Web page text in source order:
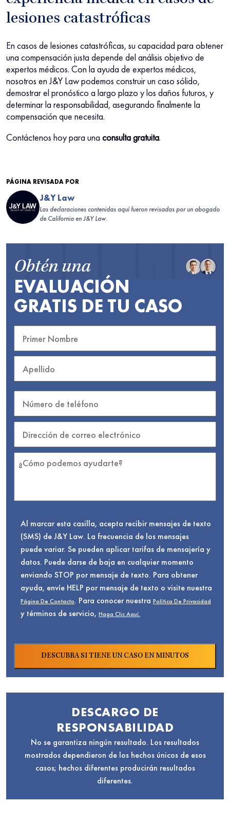
lesiones catastróficas
En casos de lesiones catastróficas, su capacidad para obtener
una compensación justa depende del análisis objetivo de
expertos médicos. Con la ayuda de expertos médicos,
nosotros en J&Y Law podemos construir un caso sólido,
demostrar el pronóstico a largo plazo y los daños futuros, y
determinar la responsabilidad, asegurando finalmente la
compensación que necesita.
Contáctenos hoy para una consulta gratuita.
PÁGINA REVISADA POR
J&Y Law
Las declaraciones contenidas aquí fueron revisadas por un abogado
de California en J&Y Law.
Obtén una
EVALUACIÓN
GRATIS DE TU CASO
Al marcar esta casilla, acepta recibir mensajes de texto
(SMS) de J&Y Law. La frecuencia de los mensajes
puede variar. Se pueden aplicar tarifas de mensajería y
datos. Puede darse de baja en cualquier momento
enviando STOP por mensaje de texto. Para obtener
ayuda, envíe HELP por mensaje de texto o visite nuestra
Página De Contacto. Para conocer nuestra Política De Privacidad
y términos de servicio, Haga Clic Aquí.
DESCARGO DE
RESPONSABILIDAD
No se garantiza ningún resultado. Los resultados
mostrados dependieron de los hechos únicos de esos
casos; hechos diferentes producirán resultados
diferentes.